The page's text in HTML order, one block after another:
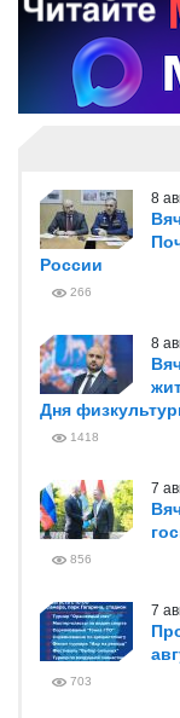
8
России
266
8
Дня
1418
7
856
7
703